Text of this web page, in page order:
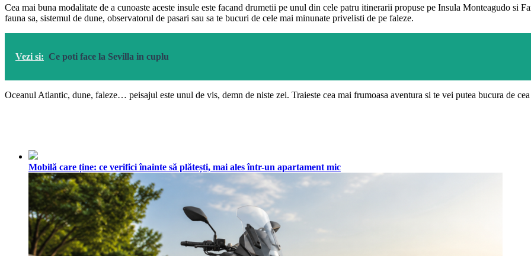
Cea mai buna modalitate de a cunoaste aceste insule este facand drumetii pe unul din cele patru itinerarii propuse pe Insula Monteagudo si
fauna sa, sistemul de dune, observatorul de pasari sau sa te bucuri de cele mai minunate privelisti de pe faleze.
Vezi si: Ce poti face la Sevilla in cuplu
Oceanul Atlantic, dune, faleze… peisajul este unul de vis, demn de niste zei. Traieste cea mai frumoasa aventura si te vei putea bucura de
Mobilă care ține: ce verifici înainte să plătești, mai ales într-un apartament mic